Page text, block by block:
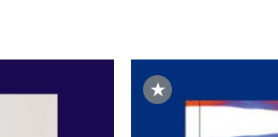
★